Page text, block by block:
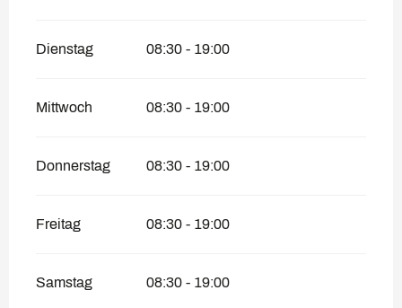
Dienstag 08:30 - 19:00
Mittwoch 08:30 - 19:00
Donnerstag 08:30 - 19:00
Freitag 08:30 - 19:00
Samstag 08:30 - 19:00